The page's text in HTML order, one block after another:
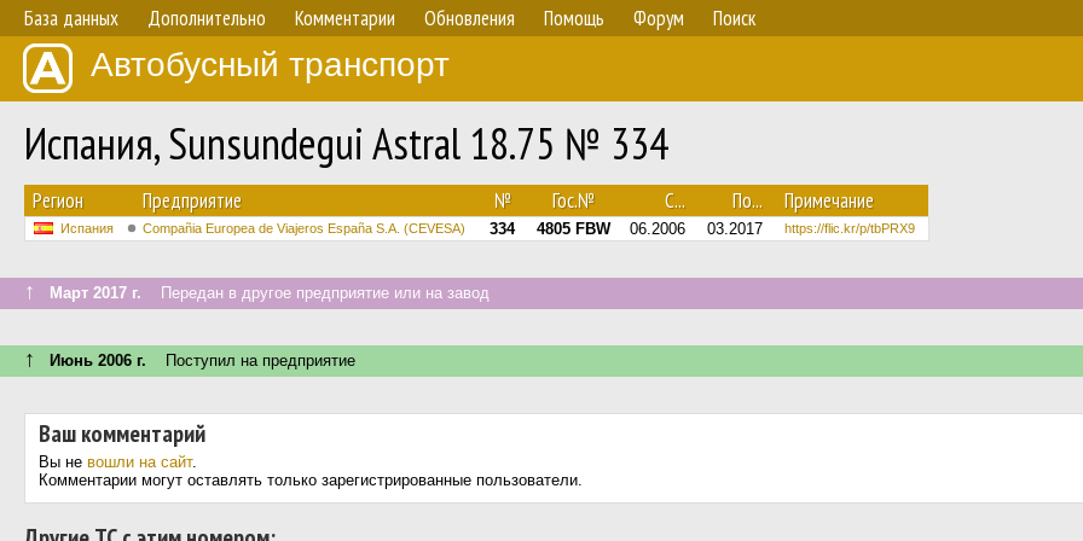
База данных Дополнительно Комментарии Обновления Помощь Форум Поиск
Автобусный транспорт
Испания, Sunsundegui Astral 18.75 № 334
Регион Предприятие № Гос.№ С... По... Примечание
Испания Compañia Europea de Viajeros España S.A. (CEVESA) 334 4805 FBW 06.2006 03.2017 https://flic.kr/p/tbPRX9
↑ Март 2017 г. Передан в другое предприятие или на завод
↑ Июнь 2006 г. Поступил на предприятие
Ваш комментарий
Вы не вошли на сайт.
Комментарии могут оставлять только зарегистрированные пользователи.